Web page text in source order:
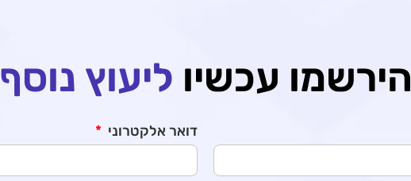
הירשמו עכשיו ליעוץ נוסף
דואר אלקטרוני